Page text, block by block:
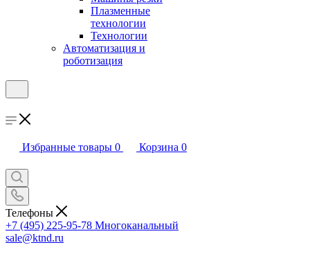
Плазменные
технологии
Технологии
Автоматизация и
роботизация
Избранные товары 0 Корзина 0
Телефоны
+7 (495) 225-95-78 Многоканальный
sale@ktnd.ru